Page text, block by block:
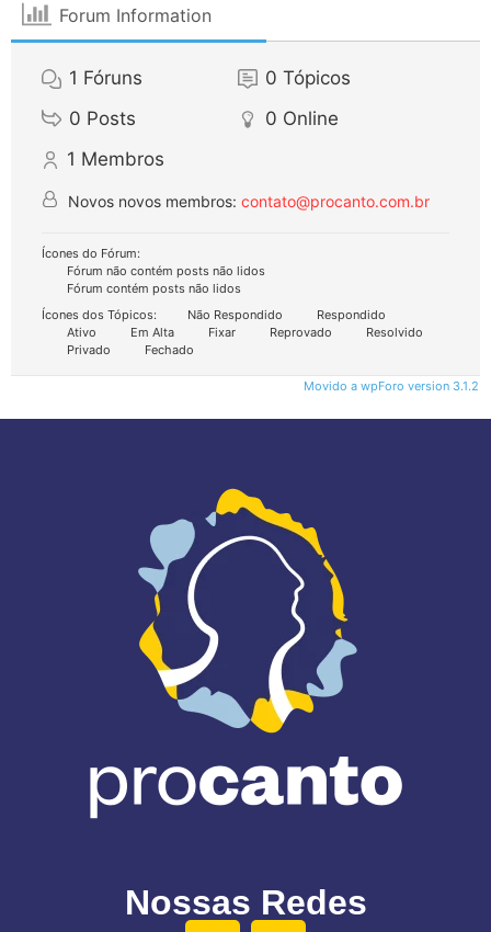
Forum Information
1 Fóruns 0 Tópicos
0 Posts 0 Online
1 Membros
Novos novos membros: contato@procanto.com.br
Ícones do Fórum:
Fórum não contém posts não lidos
Fórum contém posts não lidos
Ícones dos Tópicos:
Não Respondido
Respondido
Ativo
Em Alta Fixar Reprovado
Resolvido
Privado
Fechado
Movido a wpForo version 3.1.2
Nossas Redes